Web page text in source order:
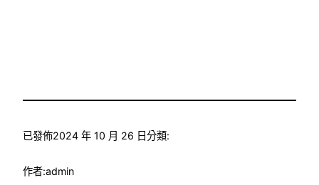
已發佈2024 年 10 月 26 日分類:
作者:admin